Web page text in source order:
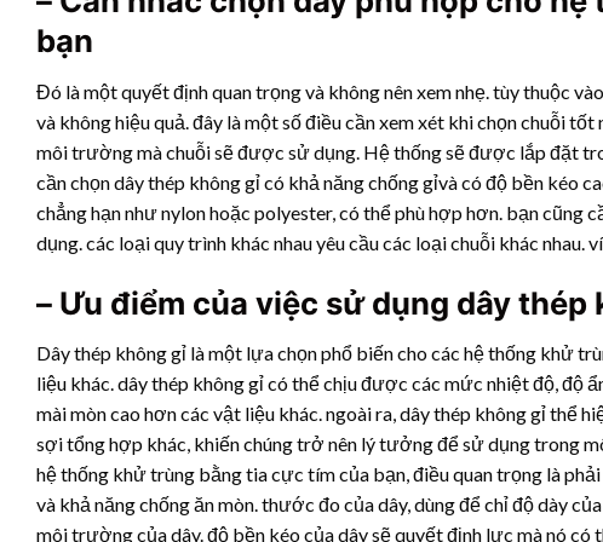
bạn
Đó là một quyết định quan trọng và không nên xem nhẹ. tùy thuộc
và không hiệu quả. đây là một số điều cần xem xét khi chọn chuỗi
môi trường mà chuỗi sẽ được sử dụng. Hệ thống sẽ được lắp đặt
cần chọn dây thép không gỉ có khả năng chống gỉvà có độ bền kéo
chẳng hạn như nylon hoặc polyester, có thể phù hợp hơn. bạn
dụng. các loại quy trình khác nhau yêu cầu các loại chuỗi khác
– Ưu điểm của việc sử dụng dây thép
Dây thép không gỉ là một lựa chọn phổ biến cho các hệ thống khử
liệu khác. dây thép không gỉ có thể chịu được các mức nhiệt độ, độ
mài mòn cao hơn các vật liệu khác. ngoài ra, dây thép không gỉ thể
sợi tổng hợp khác, khiến chúng trở nên lý tưởng để sử dụng trong
hệ thống khử trùng bằng tia cực tím của bạn, điều quan trọng là
và khả năng chống ăn mòn. thước đo của dây, dùng để chỉ độ dày
môi trường của dây. độ bền kéo của dây sẽ quyết định lực mà nó